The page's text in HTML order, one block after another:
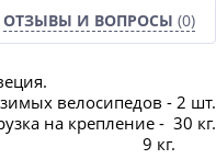
ОТЗЫВЫ И ВОПРОСЫ (0)
велосипедов - 2 шт.
на крепление - 30 кг.
- 9 кг.